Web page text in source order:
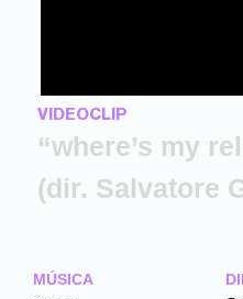
VIDEOCLIP
“where’s my
(dir. Salvatore
MÚSICA